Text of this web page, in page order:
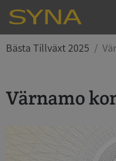
Bästa Tillväxt 2025
Värnamo